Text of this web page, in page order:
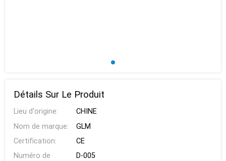
Détails Sur Le Produit
Lieu d'origine:
CHINE
Nom de marque:
GLM
Certification:
CE
Numéro de
D-005